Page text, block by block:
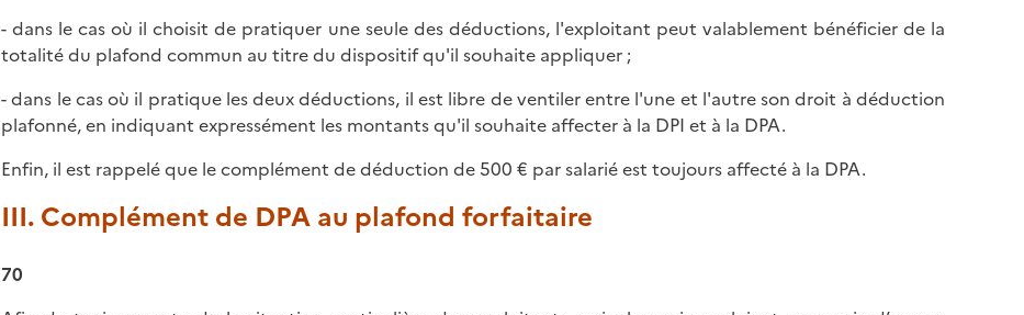
- dans le cas où il choisit de pratiquer une seule des déductions, l'exploitant peut valablement bénéficier de la
totalité du plafond commun au titre du dispositif qu'il souhaite appliquer ;
- dans le cas où il pratique les deux déductions, il est libre de ventiler entre l'une et l'autre son droit à déduction
plafonné, en indiquant expressément les montants qu'il souhaite affecter à la DPI et à la DPA.
Enfin, il est rappelé que le complément de déduction de 500 € par salarié est toujours affecté à la DPA.
III. Complément de DPA au plafond forfaitaire
70